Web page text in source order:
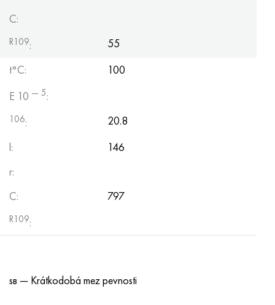
C:
R109:
55
t°С:
100
E 10 — 5:
106:
20.8
l:
146
r:
C:
797
R109:
sв — Krátkodobá mez pevnosti